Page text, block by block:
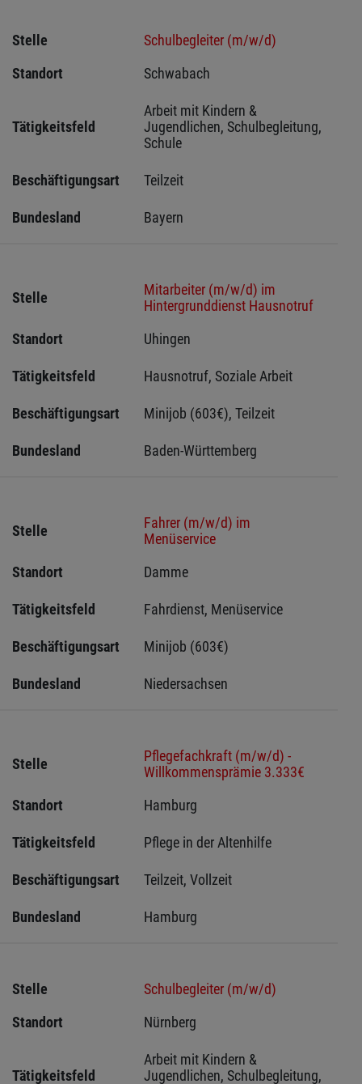
Stelle
Schulbegleiter (m/w/d)
Standort
Schwabach
Tätigkeitsfeld
Arbeit mit Kindern &
Jugendlichen, Schulbegleitung,
Schule
Beschäftigungsart Teilzeit
Bundesland Bayern
Stelle
Mitarbeiter (m/w/d) im
Hintergrunddienst Hausnotruf
Standort
Uhingen
Tätigkeitsfeld Hausnotruf, Soziale Arbeit
Beschäftigungsart Minijob (603€), Teilzeit
Bundesland Baden-Württemberg
Stelle
Fahrer (m/w/d) im
Menüservice
Standort
Damme
Tätigkeitsfeld Fahrdienst, Menüservice
Beschäftigungsart Minijob (603€)
Bundesland Niedersachsen
Stelle
Pflegefachkraft (m/w/d) -
Willkommensprämie 3.333€
Standort
Hamburg
Tätigkeitsfeld Pflege in der Altenhilfe
Beschäftigungsart Teilzeit, Vollzeit
Bundesland Hamburg
Stelle
Schulbegleiter (m/w/d)
Standort
Nürnberg
Tätigkeitsfeld
Arbeit mit Kindern &
Jugendlichen, Schulbegleitung,